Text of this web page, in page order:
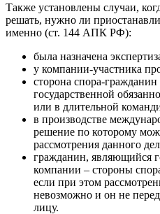
Также установлены случаи,
решать, нужно ли
именно (ст. 144 АПК РФ):
была назначена
у компании-участника
сторона спора-
государственной
или в длительной
в производстве
решение по которому
рассмотрения данного
гражданин, являющийся
компании – стороны
если при этом
невозможно и он не
лицу.